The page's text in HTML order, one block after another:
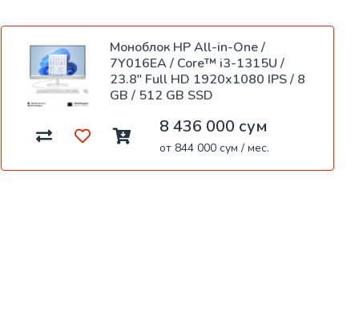
Моноблок HP All-in-One /
7Y016EA / Core™ i3-1315U /
23.8" Full HD 1920x1080 IPS / 8
GB / 512 GB SSD
8 436 000 сум
от 844 000 сум / мес.